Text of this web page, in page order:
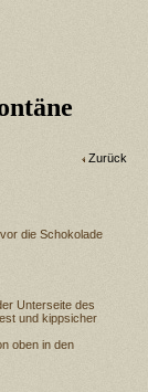
Zurück
die Schokolade
Unterseite des
und kippsicher
oben in den